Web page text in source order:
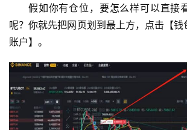
假如你有仓位，要怎么样可以直接
呢？你就先把网页划到最上方，点击【
账户】。